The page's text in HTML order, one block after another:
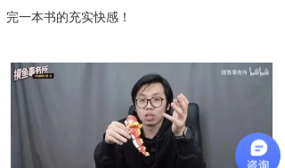
完一本书的充实快感！